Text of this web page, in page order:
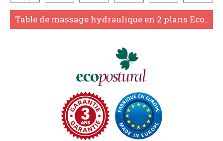
Table de massage hydraulique en 2 plans Ecopostural C3741